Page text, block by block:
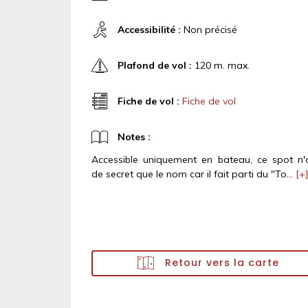
Accessibilité : Non précisé
Plafond de vol : 120 m. max.
Fiche de vol : Fiche de vol
Notes :
Accessible uniquement en bateau, ce spot
de secret que le nom car il fait parti du "To... [+]
Retour vers la carte